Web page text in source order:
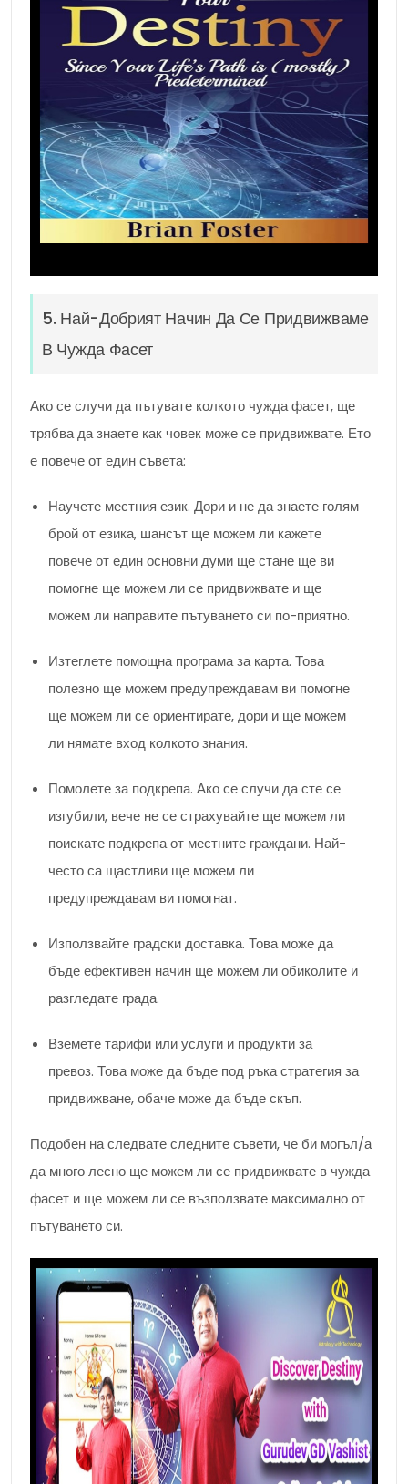
5. Най-Добрият Начин Да Се Придвижваме
В Чужда Фасет
Ако се случи да пътувате колкото чужда фасет, ще
трябва да знаете как човек може се придвижвате. Ето
е повече от един съвета:
Научете местния език. Дори и не да знаете голям
брой от езика, шансът ще можем ли кажете
повече от един основни думи ще стане ще ви
помогне ще можем ли се придвижвате и ще
можем ли направите пътуването си по-приятно.
Изтеглете помощна програма за карта. Това
полезно ще можем предупреждавам ви помогне
ще можем ли се ориентирате, дори и ще можем
ли нямате вход колкото знания.
Помолете за подкрепа. Ако се случи да сте се
изгубили, вече не се страхувайте ще можем ли
поискате подкрепа от местните граждани. Най-
често са щастливи ще можем ли
предупреждавам ви помогнат.
Използвайте градски доставка. Това може да
бъде ефективен начин ще можем ли обиколите и
разгледате града.
Вземете тарифи или услуги и продукти за
превоз. Това може да бъде под ръка стратегия за
придвижване, обаче може да бъде скъп.
Подобен на следвате следните съвети, че би могъл/а
да много лесно ще можем ли се придвижвате в чужда
фасет и ще можем ли се възползвате максимално от
пътуването си.